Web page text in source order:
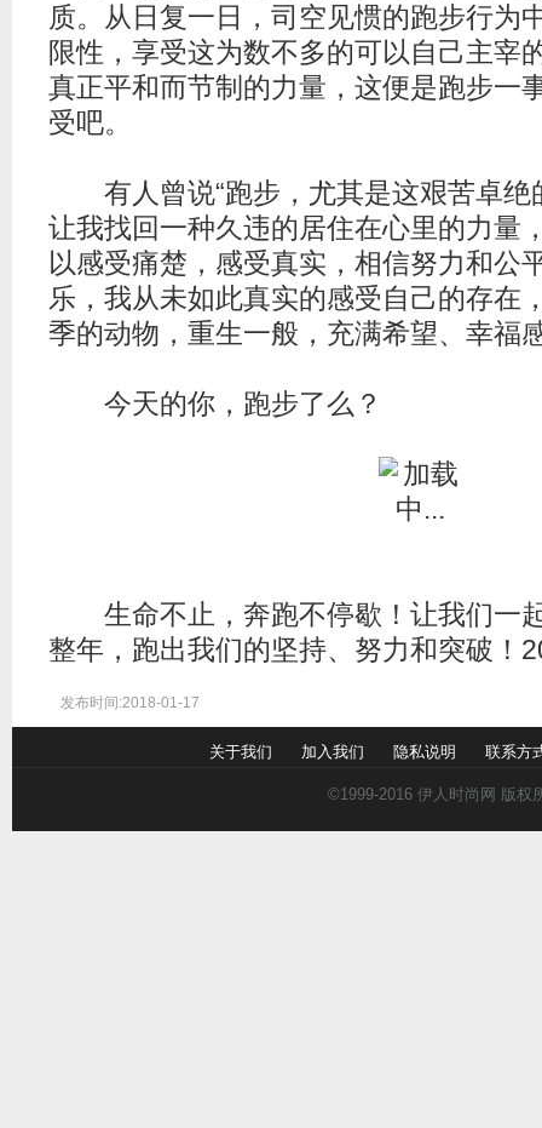
质。从日复一日，司空见惯的跑步行为
限性，享受这为数不多的可以自己主宰
真正平和而节制的力量，这便是跑步一
受吧。
有人曾说“跑步，尤其是这艰苦卓绝
让我找回一种久违的居住在心里的力量
以感受痛楚，感受真实，相信努力和公
乐，我从未如此真实的感受自己的存在
季的动物，重生一般，充满希望、幸福
今天的你，跑步了么？
生命不止，奔跑不停歇！让我们一
整年，跑出我们的坚持、努力和突破！
发布时间:2018-01-17
关于我们 加入我们 隐私说明 联系方
©1999-2016 伊人时尚网 版权